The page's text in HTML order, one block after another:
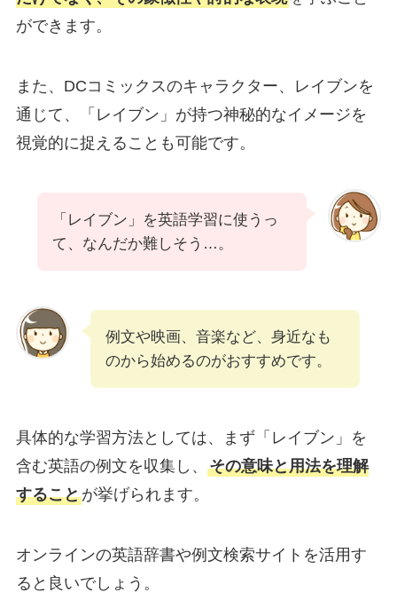
ができます。
また、DCコミックスのキャラクター、レイブンを
通じて、「レイブン」が持つ神秘的なイメージを
視覚的に捉えることも可能です。
「レイブン」を英語学習に使うっ
て、なんだか難しそう…。
例文や映画、音楽など、身近なも
のから始めるのがおすすめです。
具体的な学習方法としては、まず「レイブン」を
含む英語の例文を収集し、 その意味と用法を理解
することが挙げられます。
オンラインの英語辞書や例文検索サイトを活用す
ると良いでしょう。